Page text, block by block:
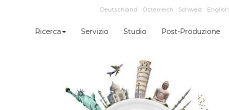
Deutschland Österreich Schweiz English
Ricerca Servizio Studio Post-Produzione